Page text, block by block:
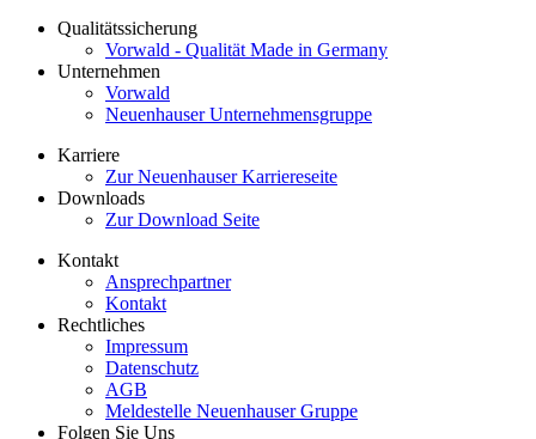
Qualitätssicherung
Vorwald - Qualität Made in Germany
Unternehmen
Vorwald
Neuenhauser Unternehmensgruppe
Karriere
Zur Neuenhauser Karriereseite
Downloads
Zur Download Seite
Kontakt
Ansprechpartner
Kontakt
Rechtliches
Impressum
Datenschutz
AGB
Meldestelle Neuenhauser Gruppe
Folgen Sie Uns